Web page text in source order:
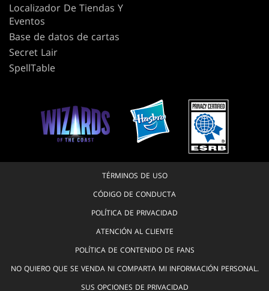
Localizador De Tiendas Y
Eventos
Base de datos de cartas
Secret Lair
SpellTable
TÉRMINOS DE USO
CÓDIGO DE CONDUCTA
POLÍTICA DE PRIVACIDAD
ATENCIÓN AL CLIENTE
POLÍTICA DE CONTENIDO DE FANS
NO QUIERO QUE SE VENDA NI COMPARTA MI INFORMACIÓN PERSONAL.
SUS OPCIONES DE PRIVACIDAD